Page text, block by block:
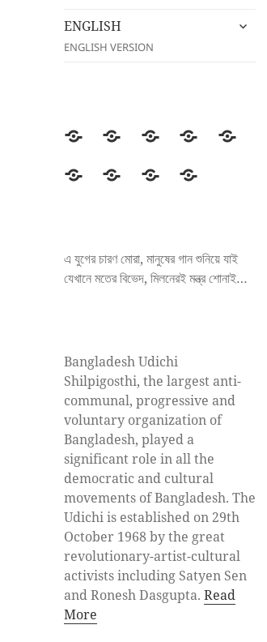
ENGLISH
ENGLISH VERSION
উদীচী সংগঠন
জাতীয়
জেলা/
সংবাদ
প্রকাশনাসাহিত্য
ছবি
ENGLISH
এ যুগের চারণ মোরা, মানুষের গান শুনিয়ে যাই
যেখানে মতের বিভেদ, মিলনেরই মন্ত্র শোনাই…
Bangladesh Udichi
Shilpigosthi, the largest anti-
communal, progressive and
voluntary organization of
Bangladesh, played a
significant role in all the
democratic and cultural
movements of Bangladesh. The
Udichi is established on 29th
October 1968 by the great
revolutionary-artist-cultural
activists including Satyen Sen
and Ronesh Dasgupta.Read
More